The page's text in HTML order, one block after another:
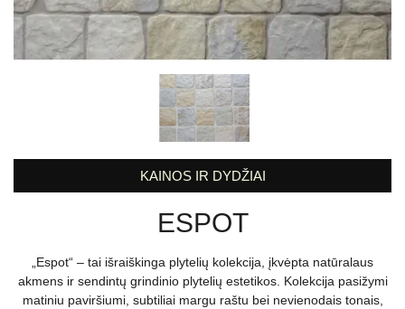
KAINOS IR DYDŽIAI
ESPOT
„Espot“ – tai išraiškinga plytelių kolekcija, įkvėpta natūralaus
akmens ir sendintų grindinio plytelių estetikos. Kolekcija pasižymi
matiniu paviršiumi, subtiliai margu raštu bei nevienodais tonais,